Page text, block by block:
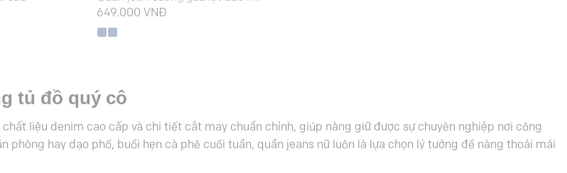
649.000 VNĐ
tủ đồ quý cô
liệu denim cao cấp và chi tiết cắt may chuẩn chỉnh, giúp nàng giữ được sự chuyên nghiệp nơi công
phòng hay dạo phố, buổi hẹn cà phê cuối tuần, quần jeans nữ luôn là lựa chọn lý tưởng để nàng thoải mái